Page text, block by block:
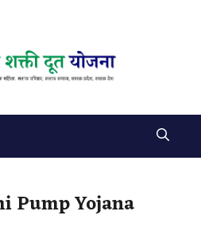
Pump Yojana